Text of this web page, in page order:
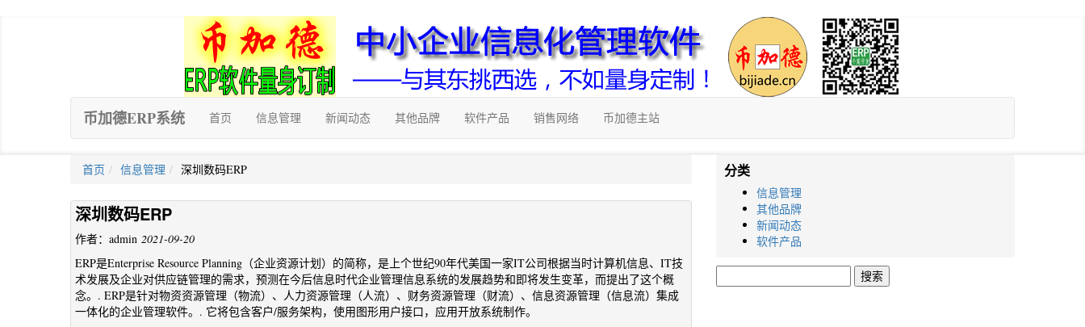
币加德ERP系统 首页 信息管理 新闻动态 其他品牌 软件产品 销售网络 币加德主站
首页 信息管理 深圳数码ERP
深圳数码ERP
作者：admin 2021-09-20
ERP是Enterprise Resource Planning（企业资源计划）的简称，是上个世纪90年代美国一家IT公司根据当时计算机信息、IT技
术发展及企业对供应链管理的需求，预测在今后信息时代企业管理信息系统的发展趋势和即将发生变革，而提出了这个概
念。. ERP是针对物资资源管理（物流）、人力资源管理（人流）、财务资源管理（财流）、信息资源管理（信息流）集成
一体化的企业管理软件。. 它将包含客户/服务架构，使用图形用户接口，应用开放系统制作。
分类
信息管理
其他品牌
新闻动态
软件产品
索：